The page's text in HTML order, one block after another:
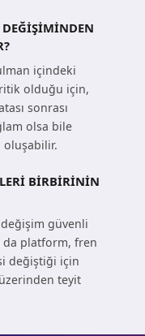
DEĞIŞIMINDEN
içindeki
olduğu için,
sonrası
olsa bile
oluşabilir.
BIRBIRININ
güvenli
da platform, fren
değiştiği için
teyit